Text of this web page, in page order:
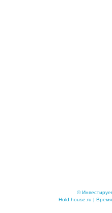
©
Hold-house.ru |